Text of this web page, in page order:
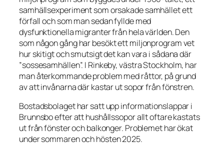
samhällsexperiment som orsakade samhället ett
förfall och som man sedan fyllde med
dysfunktionella migranter från hela världen. Den
som någon gång har besökt ett miljonprogram vet
hur skitigt och smutsigt det kan vara i sådana där
”sossesamhällen”. I Rinkeby, västra Stockholm, har
man återkommande problem med råttor, på grund
av att invånarna där kastar ut sopor från fönstren.
Bostadsbolaget har satt upp informationslappar i
Brunnsbo efter att hushållssopor allt oftare kastats
ut från fönster och balkonger. Problemet har ökat
under sommaren och hösten 2025.